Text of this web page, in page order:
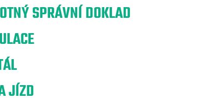
SPRÁVNÍ DOKLAD
JÍZD